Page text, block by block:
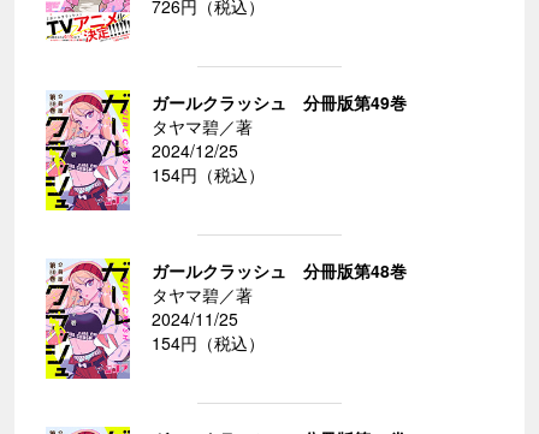
726円（税込）
ガールクラッシュ 分冊版第49巻
タヤマ碧／著
2024/12/25
154円（税込）
ガールクラッシュ 分冊版第48巻
タヤマ碧／著
2024/11/25
154円（税込）